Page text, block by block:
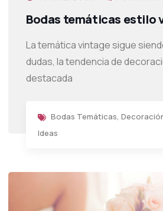
Bodas temáticas estilo
La temática vintage sigue
dudas, la tendencia de
destacada
Bodas Temáticas,
Ideas